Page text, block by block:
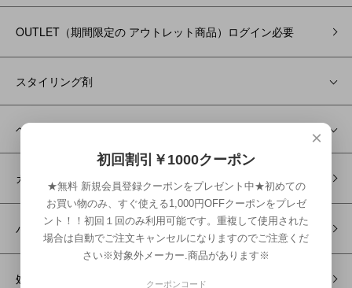
OUTLET（期間限定の アウトレット商品）ログイン必要
スタイリング剤
ヘアケア
カラー剤
パーマ剤
処理剤
×
初回割引￥1000クーポン
★無料 新規会員登録クーポンをプレゼント中★初めての
お買い物のみ、すぐ使える1,000円OFFクーポンをプレゼ
ント！！初回１回のみ利用可能です。重複して使用された
場合は自動でご注文キャンセルになりますのでご注意くだ
さい※対象外メーカー.商品があります※
クーポンコード